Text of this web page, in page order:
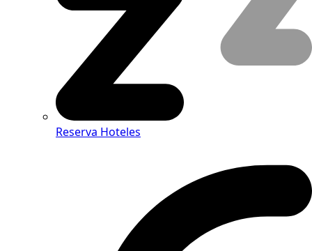
Reserva Hoteles